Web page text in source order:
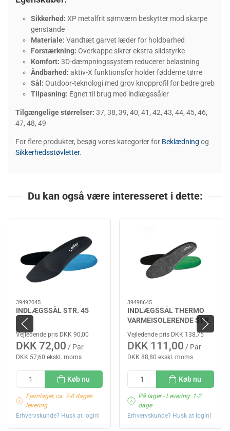
Sikkerhed: XP metalfrit sømværn beskytter mod skarpe
genstande
Materiale: Vandtæt garvet læder for holdbarhed
Forstærkning: Overkappe sikrer ekstra slidstyrke
Komfort: 3D-dæmpningssystem reducerer belastning
Åndbarhed: aktiv-X funktionsfor holder fødderne tørre
Sål: Outdoor-teknologi med grov knopprofil for bedre greb
Tilpasning: Egnet til brug med indlægssåler
Tilgængelige størrelser: 37, 38, 39, 40, 41, 42, 43, 44, 45, 46,
47, 48, 49
For flere produkter, besøg vores kategorier for Beklædning og
Sikkerhedsstøvletter.
Du kan også være interesseret i dette:
39492045
INDLÆGSSÅL STR. 45
Vejledende pris DKK 90,00
DKK 72,00 / Par
DKK 57,60 ekskl. moms
Køb nu
Fjernlager, ca. 7-8 dages
levering
Erhvervskunde? Husk at login!
39498645
INDLÆGSSÅL THERMO
VARMEISOLERENDE STR.
Vejledende pris DKK 138,75
DKK 111,00 / Par
DKK 88,80 ekskl. moms
Køb nu
På lager- Levering: 1-2
dage
Erhvervskunde? Husk at login!